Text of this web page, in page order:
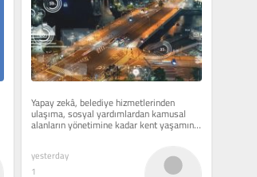
Yapay zekâ, belediye hizmetlerinden
ulaşıma, sosyal yardımlardan kamusal
alanların yönetimine kadar kent yaşamını
yeniden şekillendiriyor....
yesterday
1